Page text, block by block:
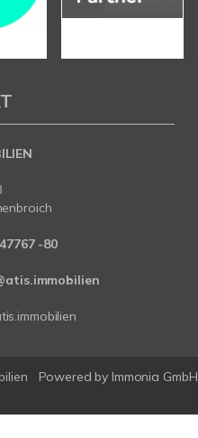
-80
Powered by Immonia GmbH